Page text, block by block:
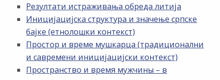
Резултати истраживања обреда литија
Иницијацијска структура и значење српске
бајке (етнолошки контекст)
Простор и време мушкарца (традиционални
и савремени иницијацијски контекст)
Пространство и время мужчины – в